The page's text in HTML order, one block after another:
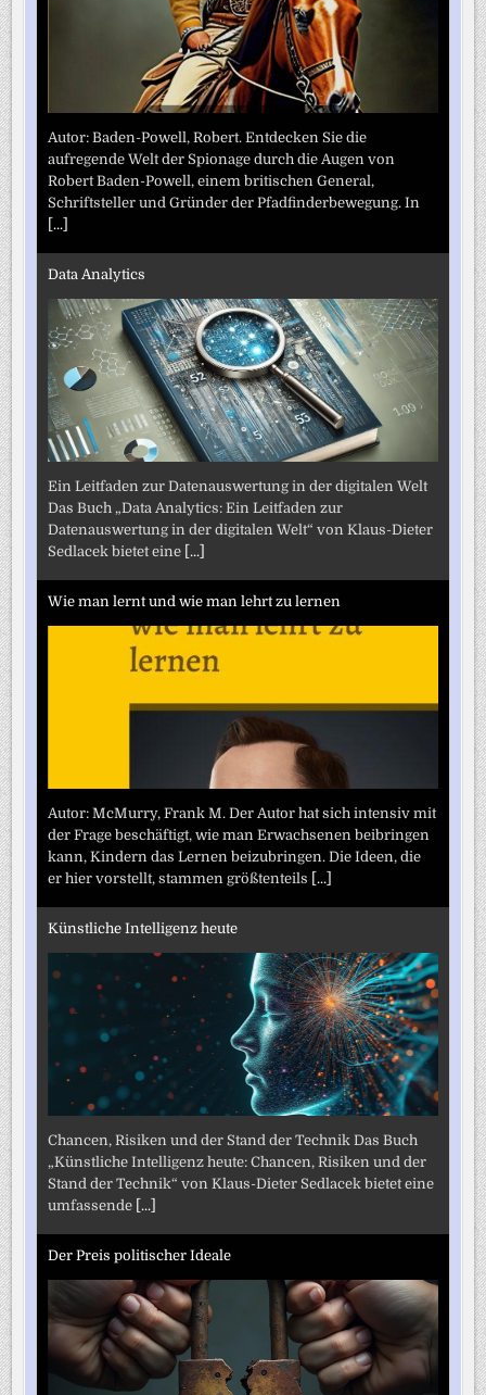
Autor: Baden-Powell, Robert. Entdecken Sie die
aufregende Welt der Spionage durch die Augen von
Robert Baden-Powell, einem britischen General,
Schriftsteller und Gründer der Pfadfinderbewegung. In
[...]
Data Analytics
Ein Leitfaden zur Datenauswertung in der digitalen Welt
Das Buch „Data Analytics: Ein Leitfaden zur
Datenauswertung in der digitalen Welt“ von Klaus-Dieter
Sedlacek bietet eine [...]
Wie man lernt und wie man lehrt zu lernen
Autor: McMurry, Frank M. Der Autor hat sich intensiv mit
der Frage beschäftigt, wie man Erwachsenen beibringen
kann, Kindern das Lernen beizubringen. Die Ideen, die
er hier vorstellt, stammen größtenteils
[...]
Künstliche Intelligenz heute
Chancen, Risiken und der Stand der Technik Das Buch
„Künstliche Intelligenz heute: Chancen, Risiken und der
Stand der Technik“ von Klaus-Dieter Sedlacek bietet eine
umfassende [...]
Der Preis politischer Ideale